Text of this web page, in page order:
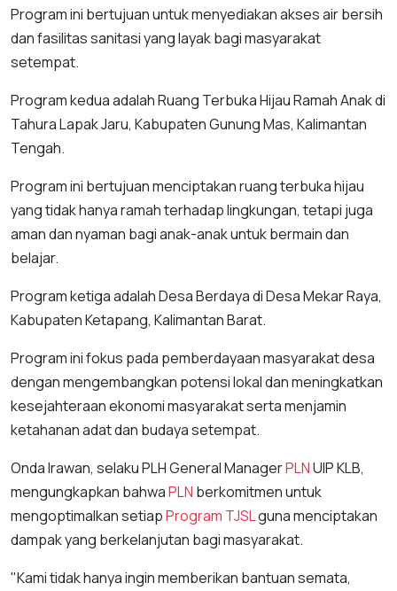
Program ini bertujuan untuk menyediakan akses air bersih
dan fasilitas sanitasi yang layak bagi masyarakat
setempat.
Program kedua adalah Ruang Terbuka Hijau Ramah Anak di
Tahura Lapak Jaru, Kabupaten Gunung Mas, Kalimantan
Tengah.
Program ini bertujuan menciptakan ruang terbuka hijau
yang tidak hanya ramah terhadap lingkungan, tetapi juga
aman dan nyaman bagi anak-anak untuk bermain dan
belajar.
Program ketiga adalah Desa Berdaya di Desa Mekar Raya,
Kabupaten Ketapang, Kalimantan Barat.
Program ini fokus pada pemberdayaan masyarakat desa
dengan mengembangkan potensi lokal dan meningkatkan
kesejahteraan ekonomi masyarakat serta menjamin
ketahanan adat dan budaya setempat.
Onda Irawan, selaku PLH General ManagerPLNUIP KLB,
mengungkapkan bahwaPLN berkomitmen untuk
mengoptimalkan setiapProgram TJSLguna menciptakan
dampak yang berkelanjutan bagi masyarakat.
"Kami tidak hanya ingin memberikan bantuan semata,